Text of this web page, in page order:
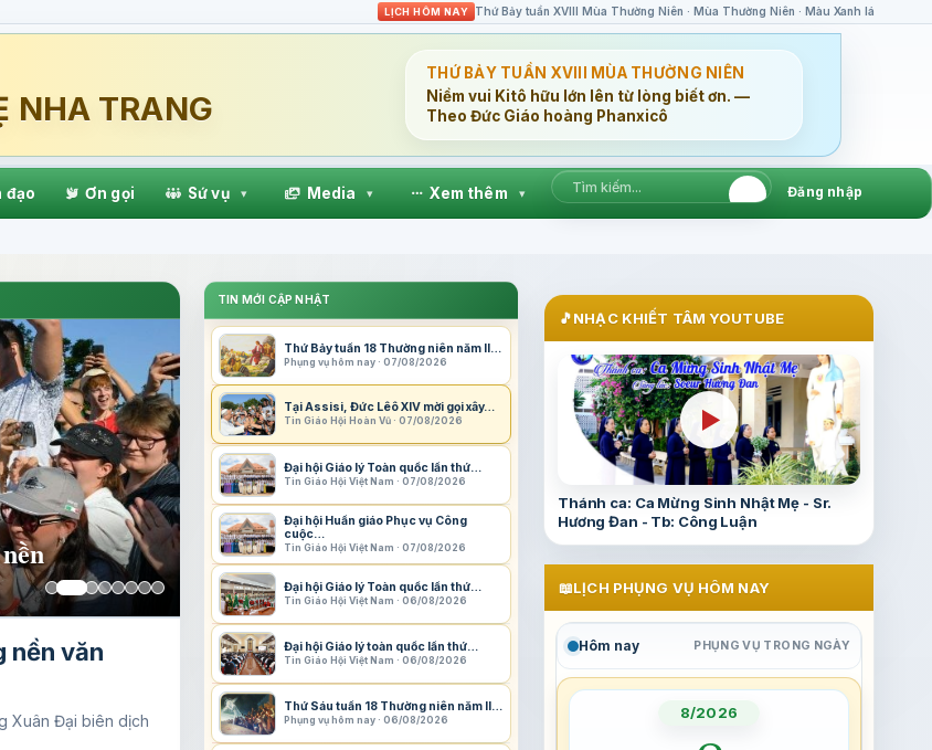
LỊCH HÔM NAY Thứ Bảy tuần XVIII Mùa Thường Niên · Mùa Thường Niên · Màu Xanh lá
NHA TRANG
THỨ BẢY TUẦN XVIII MÙA THƯỜNG NIÊN
Niềm vui Kitô hữu lớn lên từ lòng biết ơn. —
Theo Đức Giáo hoàng Phanxicô
đạo Ơn gọi Sứ vụ ▾ Media ▾ Xem thêm ▾ Đăng nhập
lại
lại trong
ra một hướng đi
TIN MỚI CẬP NHẬT
Thứ Bảy tuần 18 Thường niên năm II…
Phụng vụ hôm nay · 07/08/2026
Tại Assisi, Đức Lêô XIV mời gọi xây…
Tin Giáo Hội Hoàn Vũ · 07/08/2026
Đại hội Giáo lý Toàn quốc lần thứ…
Tin Giáo Hội Việt Nam · 07/08/2026
Đại hội Huấn giáo Phục vụ Công
cuộc…
Tin Giáo Hội Việt Nam · 07/08/2026
Đại hội Giáo lý Toàn quốc lần thứ…
Tin Giáo Hội Việt Nam · 06/08/2026
Đại hội Giáo lý toàn quốc lần thứ…
Tin Giáo Hội Việt Nam · 06/08/2026
Thứ Sáu tuần 18 Thường niên năm II…
Phụng vụ hôm nay · 06/08/2026
🎵NHẠC KHIẾT TÂM YOUTUBE
▶
Thánh ca: Ca Mừng Sinh Nhật Mẹ - Sr.
Hương Đan - Tb: Công Luận
📖LỊCH PHỤNG VỤ HÔM NAY
Hôm nay PHỤNG VỤ TRONG NGÀY
8/2026